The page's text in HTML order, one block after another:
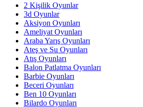
2 Kişilik Oyunlar
3d Oyunlar
Aksiyon Oyunları
Ameliyat Oyunları
Araba Yarış Oyunları
Ateş ve Su Oyunları
Atış Oyunları
Balon Patlatma Oyunları
Barbie Oyunları
Beceri Oyunları
Ben 10 Oyunları
Bilardo Oyunları